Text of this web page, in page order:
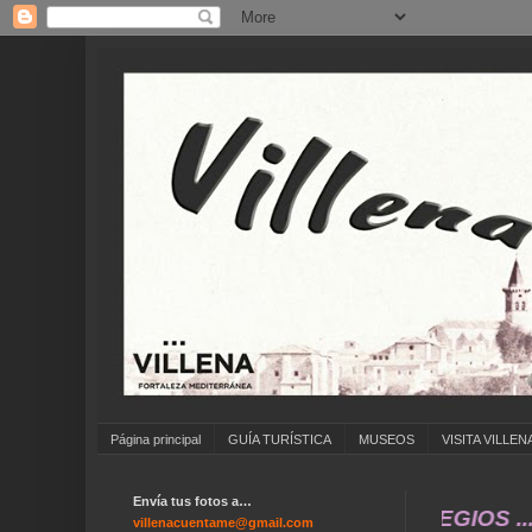
Página principal GUÍA TURÍSTICA MUSEOS VISITA
FOTOS ANTIGUAS DE ... COLEGIOS ...
Envía tus fotos a…
villenacuentame@gmail.com